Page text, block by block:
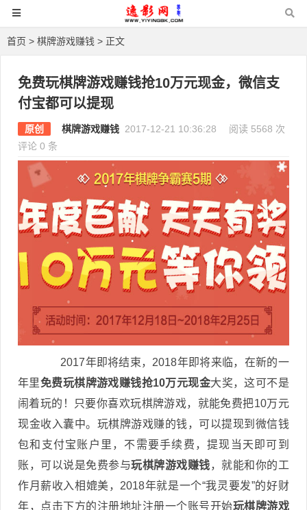
首页 > 棋牌游戏赚钱 > 正文
免费玩棋牌游戏赚钱抢10万元现金，微信支
付宝都可以提现
原创 棋牌游戏赚钱 2017-12-21 10:36:28
阅读 5568 次
评论 0 条
2017年即将结束，2018年即将来临，在新的一
年里免费玩棋牌游戏赚钱抢10万元现金大奖，这可不是
闹着玩的！只要你喜欢玩棋牌游戏，就能免费把10万元
现金收入囊中。玩棋牌游戏赚的钱，可以提现到微信钱
包和支付宝账户里，不需要手续费，提现当天即可到
账，可以说是免费参与玩棋牌游戏赚钱，就能和你的工
作月薪收入相媲美，2018年就是一个“我灵要发”的好财
年，点击下方的注册地址注册一个账号开始玩棋牌游戏